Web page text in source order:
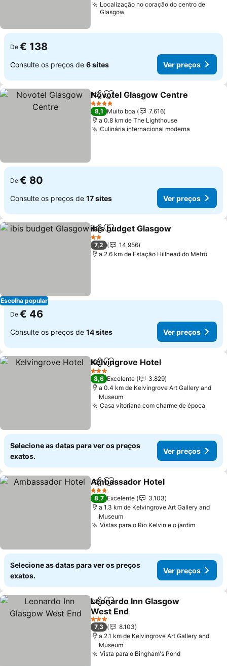
Localização no coração do centro de
Glasgow
De € 138
Consulte os preços de 6 sites Ver preços
PartilharAdicionar aos favoritos
Novotel Glasgow Centre
4 Estrelas
8,1 Muito boa
7.616
a 0.8 km de The Lighthouse
Culinária internacional moderna
De € 80
Consulte os preços de 17 sites Ver preços
Escolha popular
PartilharAdicionar aos favoritos
ibis budget Glasgow
2 Estrelas
7,2
14.956
a 2.6 km de Estação Hillhead do Metrô
De € 46
Consulte os preços de 14 sites Ver preços
PartilharAdicionar aos favoritos
Kelvingrove Hotel
3 Estrelas
8,6 Excelente
3.829
a 0.4 km de Kelvingrove Art Gallery and
Museum
Casa vitoriana com charme de época
Selecione as datas para ver os preços
exatos.
Ver preços
PartilharAdicionar aos favoritos
Ambassador Hotel
3 Estrelas
8,7 Excelente
3.103
a 1.3 km de Kelvingrove Art Gallery and
Museum
Vistas para o Rio Kelvin e o jardimVer
Selecione as datas para ver os preços
exatos.
Ver preços
PartilharAdicionar aos favoritos
Leonardo Inn Glasgow
West End
Ver preços
3 Estrelas
7,3
8.103
a 2.1 km de Kelvingrove Art Gallery and
Museum
Vista para o Bingham's PondVer preços